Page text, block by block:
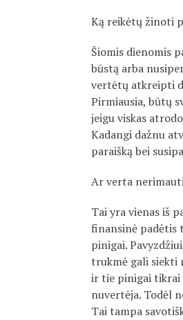
Ką reikėtų žinoti
Šiomis dienomis
būstą arba
vertėtų atkreipti
Pirmiausia, būtų
jeigu viskas
Kadangi dažnu
paraišką bei
Ar verta
Tai yra vienas iš
finansinė padėtis
pinigai.
trukmė gali siekti
ir tie pinigai tikrai
nuvertėja. Todėl
Tai tampa